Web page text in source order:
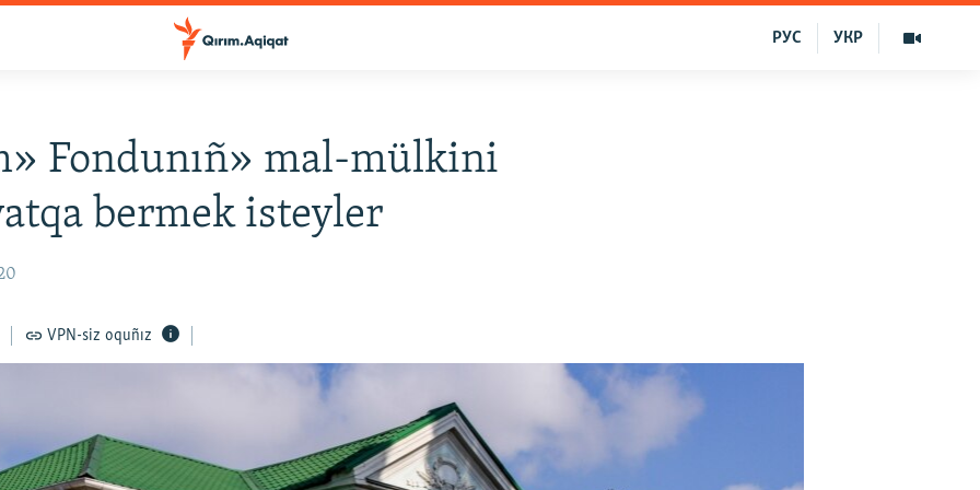
УКР
РУС
Fondunıñ» mal-mülkini
bermek isteyler
VPN-siz oquñız